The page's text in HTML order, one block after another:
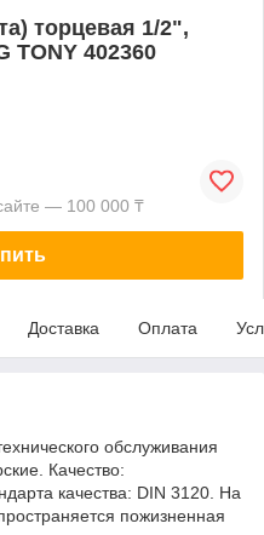
торцевая 1/2",
TONY 402360
— 100 000 ₸
Доставка Оплата
обслуживания
Качество:
качества: DIN 3120. На
пожизненная